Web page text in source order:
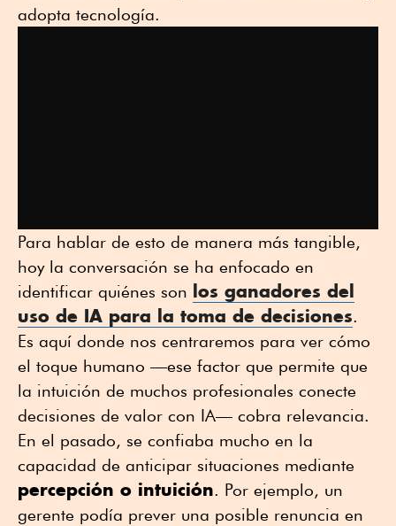
adopta tecnología.
Para hablar de esto de manera más tangible,
hoy la conversación se ha enfocado en
identificar quiénes son los ganadores del
uso de IA para la toma de decisiones.
Es aquí donde nos centraremos para ver cómo
el toque humano —ese factor que permite que
la intuición de muchos profesionales conecte
decisiones de valor con IA— cobra relevancia.
En el pasado, se confiaba mucho en la
capacidad de anticipar situaciones mediante
percepción o intuición. Por ejemplo, un
gerente podía prever una posible renuncia en